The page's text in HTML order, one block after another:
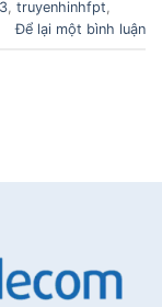
truyenhinhfpt
Để lại một bình luận